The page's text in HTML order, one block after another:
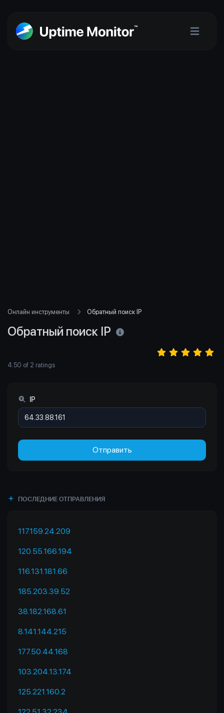
Онлайн инструменты Обратный поиск IP
Обратный поиск IP
4.50 of 2 ratings
IP
Отправить
ПОСЛЕДНИЕ ОТПРАВЛЕНИЯ
117.159.24.209
120.55.166.194
116.131.181.66
185.203.39.52
38.182.168.61
8.141.144.215
177.50.44.168
103.204.13.174
125.221.160.2